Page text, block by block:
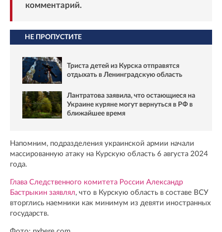
комментарий.
НЕ ПРОПУСТИТЕ
Триста детей из Курска отправятся
отдыхать в Ленинградскую область
Лантратова заявила, что остающиеся на
Украине куряне могут вернуться в РФ в
ближайшее время
Напомним, подразделения украинской армии начали
массированную атаку на Курскую область 6 августа 2024
года.
Глава Следственного комитета России Александр
Бастрыкин заявлял, что в Курскую область в составе ВСУ
вторглись наемники как минимум из девяти иностранных
государств.